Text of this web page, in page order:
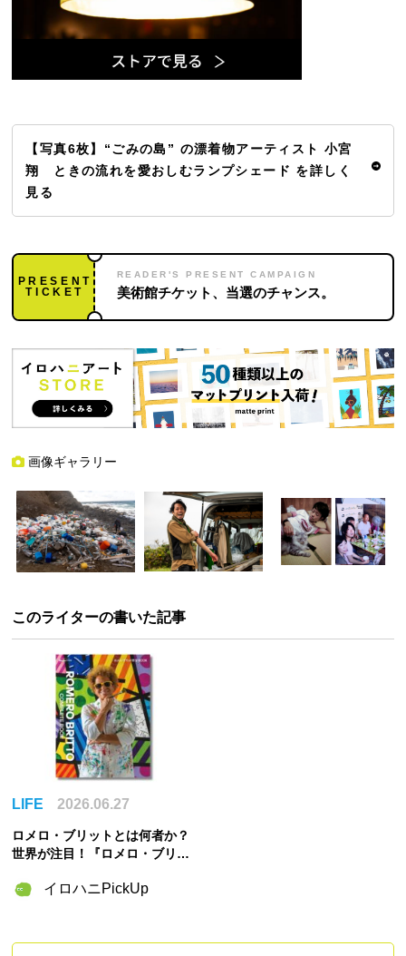
【写真6枚】“ごみの島” の漂着物アーティスト 小宮
翔 ときの流れを愛おしむランプシェード を詳しく
見る
PRESENT
TICKET
READER'S PRESENT CAMPAIGN
美術館チケット、当選のチャンス。
画像ギャラリー
このライターの書いた記事
LIFE 2026.06.27
ロメロ・ブリットとは何者か？
世界が注目！『ロメロ・ブリッ
イロハニPickUp